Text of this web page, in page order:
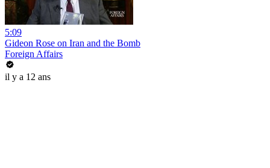
5:09
Gideon Rose on Iran and the Bomb
Foreign Affairs
il y a 12 ans